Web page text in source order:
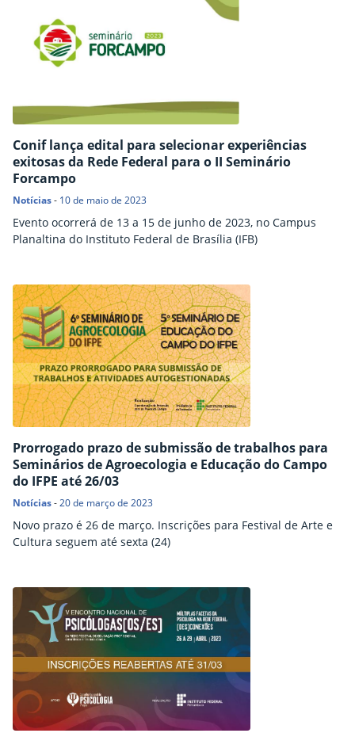
Conif lança edital para selecionar experiências
exitosas da Rede Federal para o II Seminário
Forcampo
Notícias- 10 de maio de 2023
Evento ocorrerá de 13 a 15 de junho de 2023, no Campus
Planaltina do Instituto Federal de Brasília (IFB)
Prorrogado prazo de submissão de trabalhos para
Seminários de Agroecologia e Educação do Campo
do IFPE até 26/03
Notícias-20 de março de 2023
Novo prazo é 26 de março. Inscrições para Festival de Arte e
Cultura seguem até sexta (24)